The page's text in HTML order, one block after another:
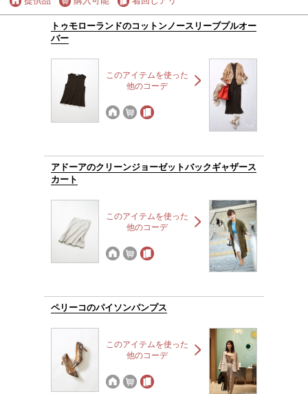
トゥモローランドのコットンノースリーブプルオー
バー
このアイテムを使った
他のコーデ
アドーアのクリーンジョーゼットバックギャザース
カート
このアイテムを使った
他のコーデ
ペリーコのパイソンパンプス
このアイテムを使った
他のコーデ